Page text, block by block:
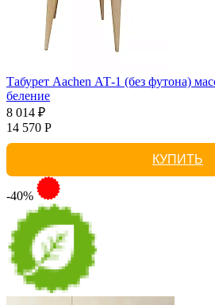
Табурет Aachen АТ-1 (без футона)
беление
8 014 ₽
14 570 Р
КУПИТЬ
-40%